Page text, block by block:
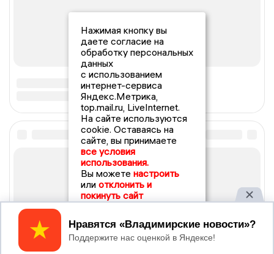
Нажимая кнопку вы
даете согласие на
обработку персональных
данных
с использованием
интернет-сервиса
Яндекс.Метрика,
top.mail.ru, LiveInternet.
На сайте используются
cookie. Оставаясь на
сайте, вы принимаете
все условия
использования.
Вы можете настроить
или отклонить и
покинуть сайт
Принять